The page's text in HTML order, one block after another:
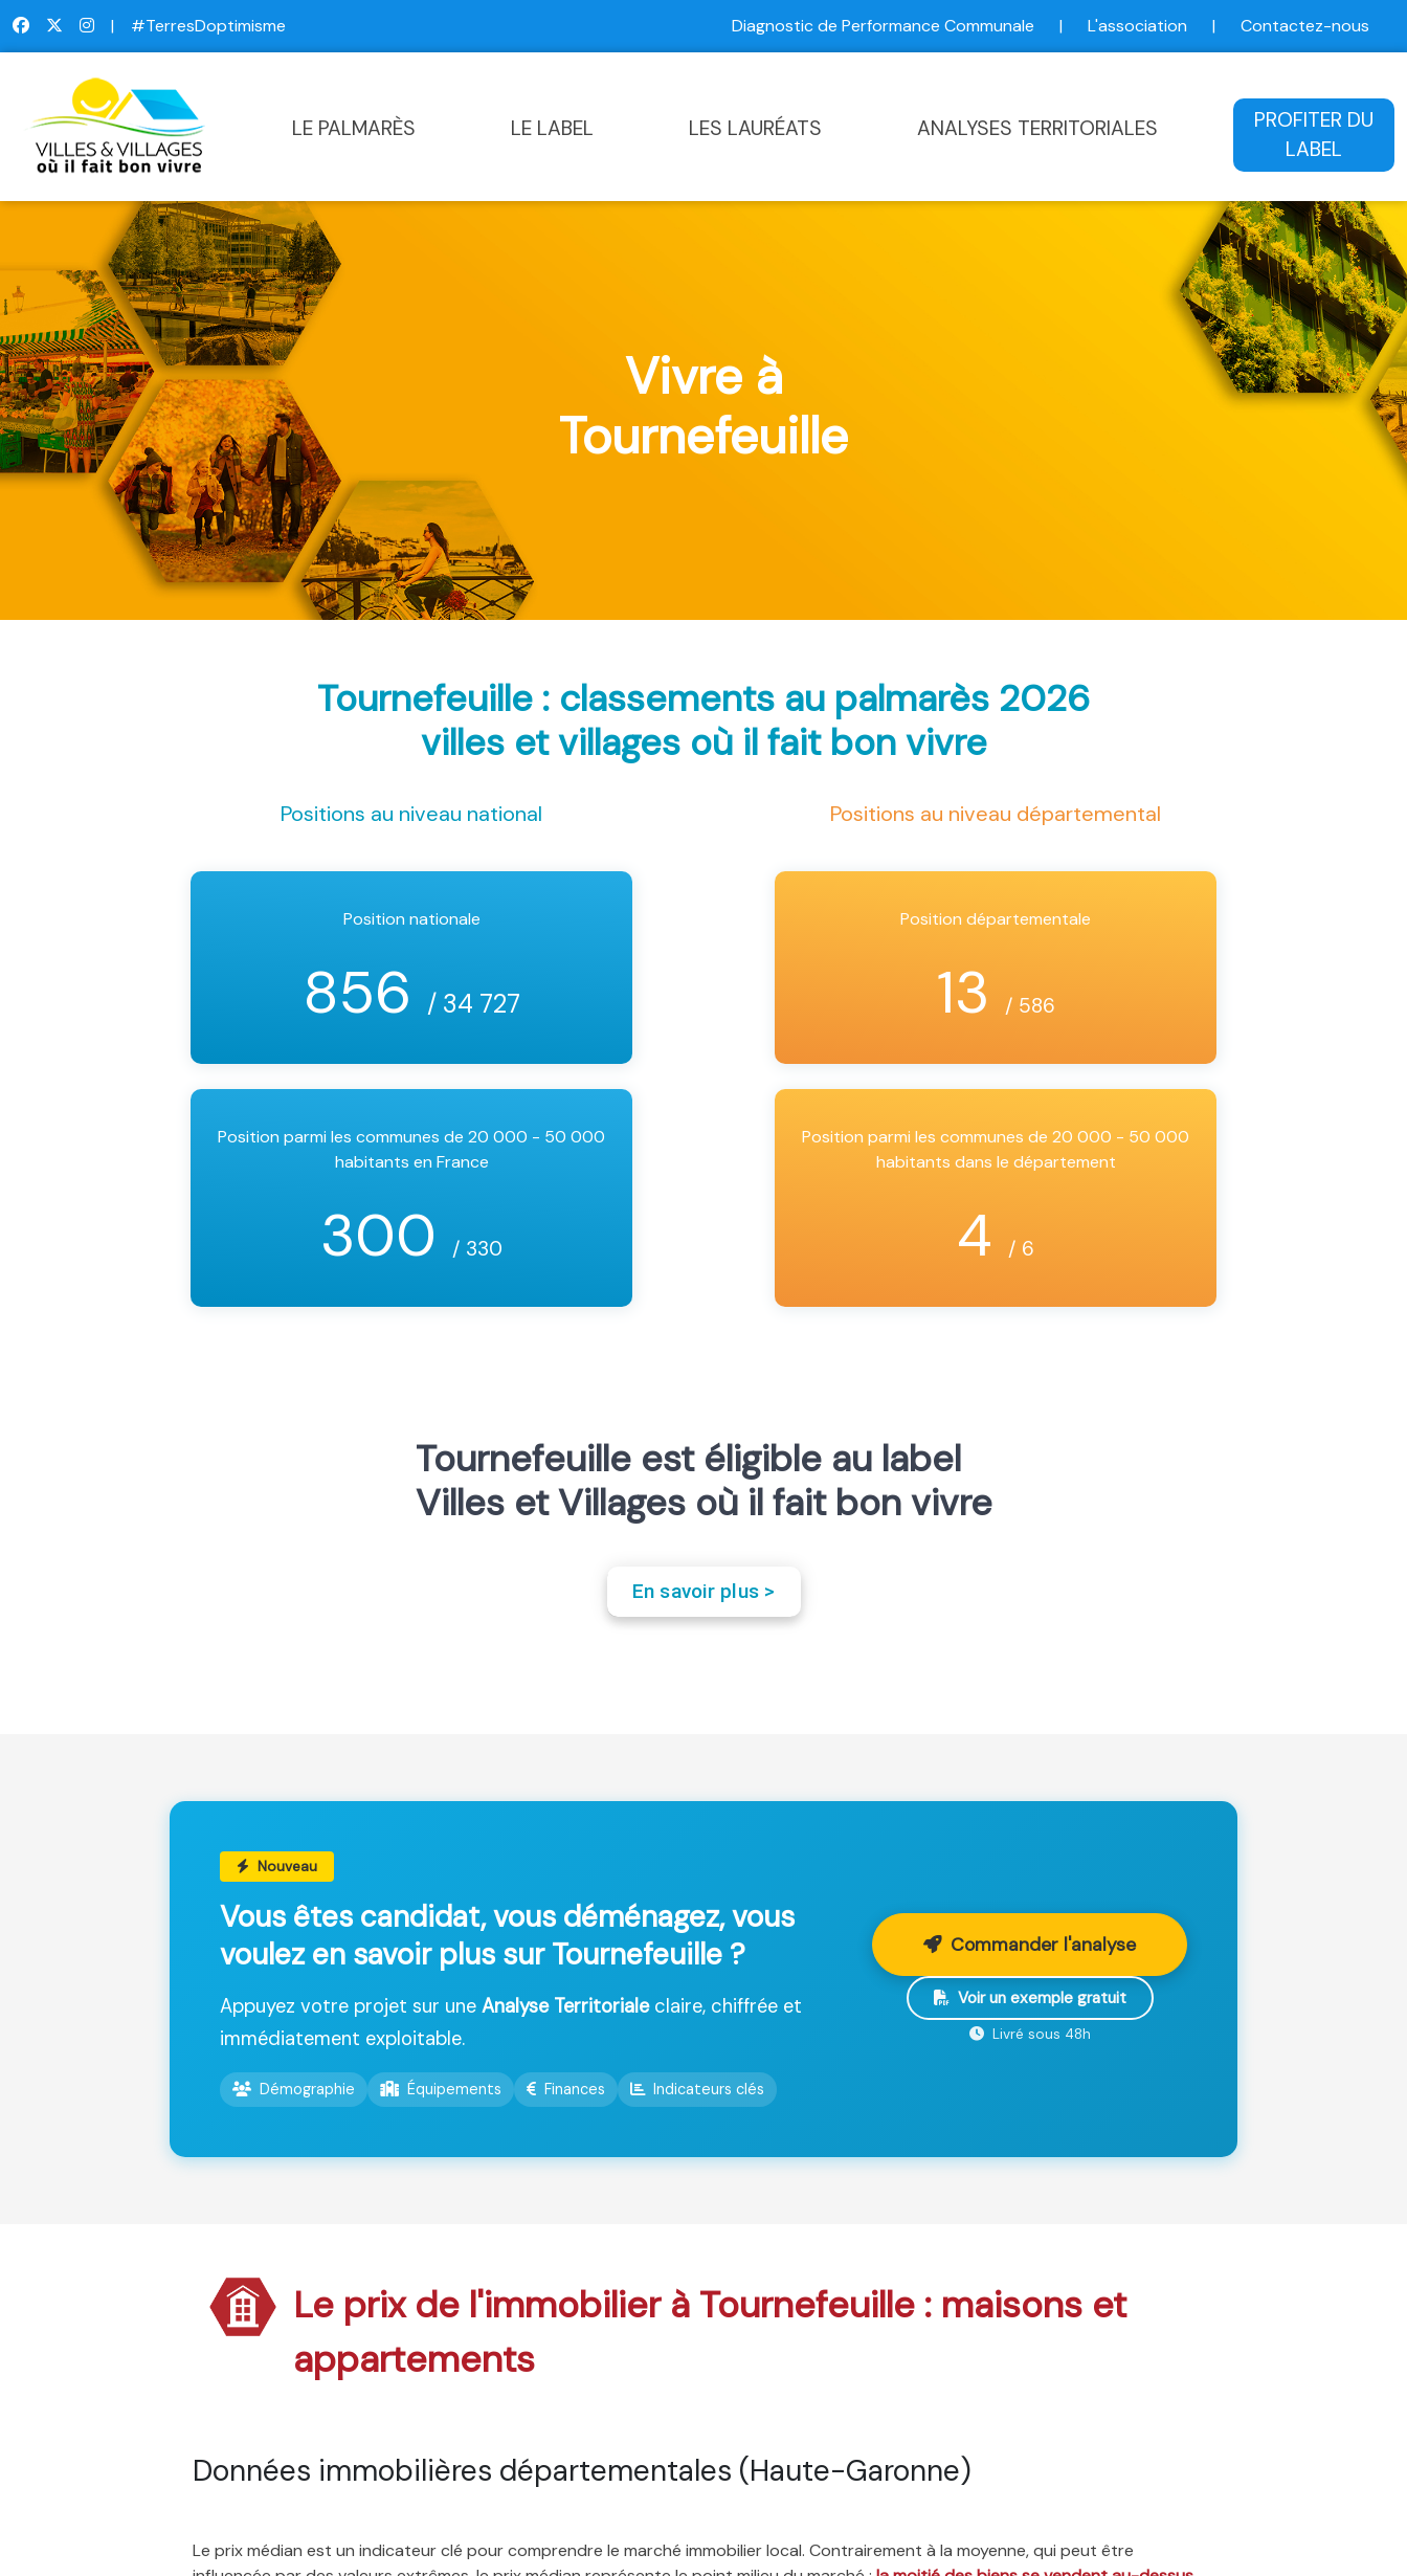
| #TerresDoptimisme Diagnostic de Performance Communale | L'association | Contactez-nous
LE PALMARÈS LE LABEL LES LAURÉATS ANALYSES TERRITORIALES
PROFITER DU
LABEL
Vivre à
Tournefeuille
Tournefeuille : classements au palmarès 2026
villes et villages où il fait bon vivre
Positions au niveau national
Position nationale
856 / 34 727
Position parmi les communes de 20 000 - 50 000
habitants en France
300 / 330
Positions au niveau départemental
Position départementale
13 / 586
Position parmi les communes de 20 000 - 50 000
habitants dans le département
4 / 6
Tournefeuille est éligible au label
Villes et Villages où il fait bon vivre
En savoir plus >
Nouveau
Vous êtes candidat, vous déménagez, vous
voulez en savoir plus sur Tournefeuille ?
Appuyez votre projet sur une Analyse Territorialeclaire, chiffrée et
immédiatement exploitable.
Démographie Équipements Finances Indicateurs clés
Commander l'analyse
Voir un exemple gratuit
Livré sous 48h
Le prix de l'immobilier à Tournefeuille : maisons et
appartements
Données immobilières départementales (Haute-Garonne)
Le prix médian est un indicateur clé pour comprendre le marché immobilier local. Contrairement à la moyenne, qui peut être